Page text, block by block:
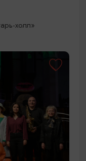
холл»